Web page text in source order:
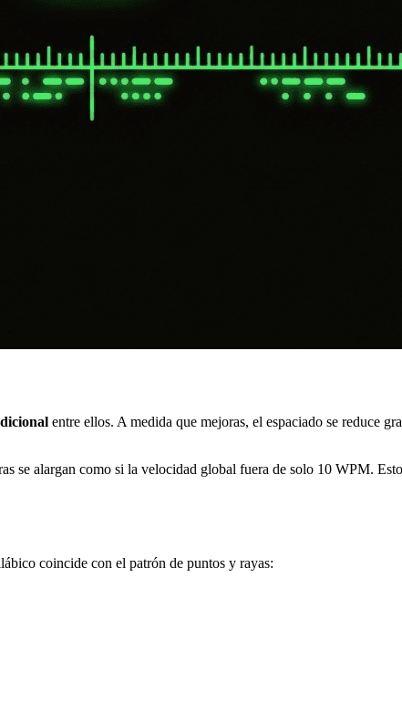
entre ellos. A medida que mejoras, el espaciado se reduce
alargan como si la velocidad global fuera de solo 10 WPM.
coincide con el patrón de puntos y rayas: